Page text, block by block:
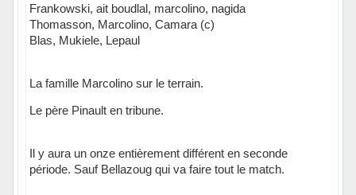
Frankowski, ait boudlal, marcolino, nagida
Thomasson, Marcolino, Camara (c)
Blas, Mukiele, Lepaul
La famille Marcolino sur le terrain.
Le père Pinault en tribune.
Il y aura un onze entièrement différent en seconde
période. Sauf Bellazoug qui va faire tout le match.